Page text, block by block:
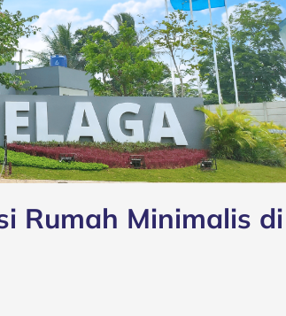
Rumah Minimalis di